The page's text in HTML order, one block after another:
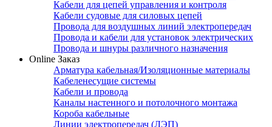
Кабели для цепей управления и контроля
Кабели судовые для силовых цепей
Провода для воздушных линий электропередач
Провода и кабели для установок электрических
Провода и шнуры различного назначения
Online Заказ
Арматура кабельная/Изоляционные материалы
Кабеленесущие системы
Кабели и провода
Каналы настенного и потолочного монтажа
Короба кабельные
Линии электропередач (ЛЭП)